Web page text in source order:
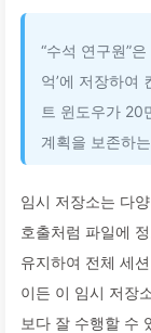
“수석 연구원”
억’에 저장하여
트 윈도우가 20
계획을 보존하
임시 저장소는 다
호출처럼 파일에
유지하여 전체 세
이든 이 임시 저장
보다 잘 수행할 수